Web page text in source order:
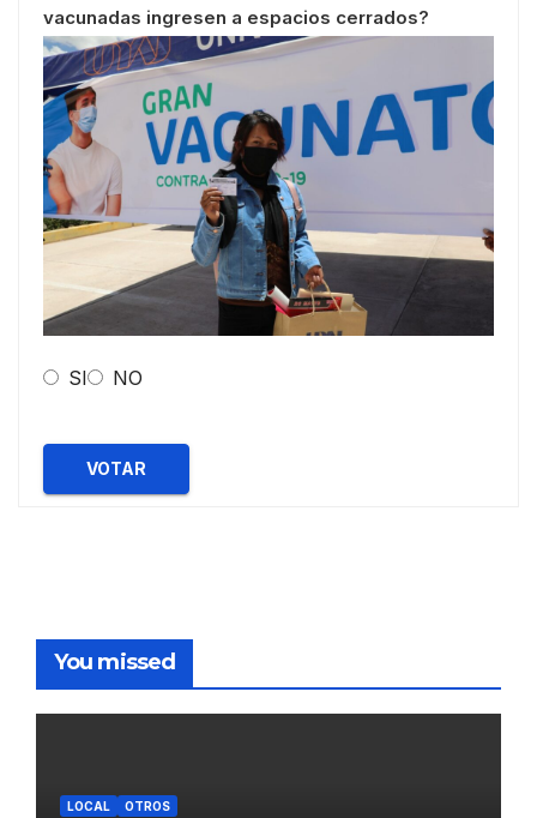
vacunadas ingresen a espacios cerrados?
SI NO
VOTAR
You missed
LOCAL OTROS